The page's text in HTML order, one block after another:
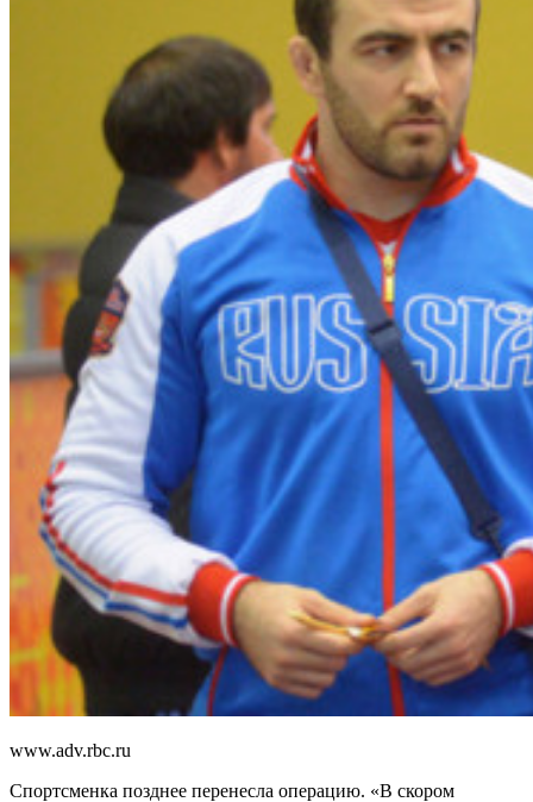
www.adv.rbc.ru
Спортсменка позднее перенесла операцию. «В скором